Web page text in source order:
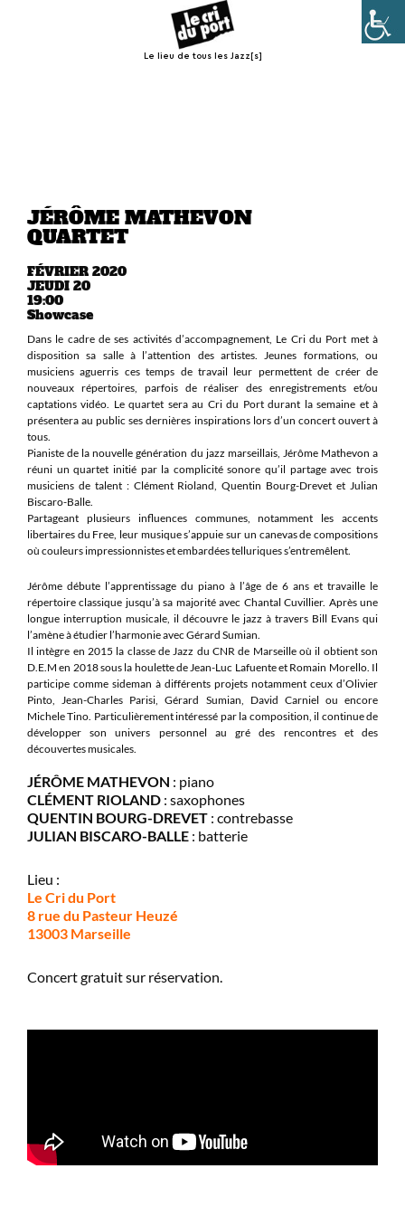
Le lieu de tous les Jazz[s]
JÉRÔME MATHEVON
QUARTET
FÉVRIER 2020
JEUDI 20
19:00
Showcase
Dans le cadre de ses activités d’accompagnement, Le Cri du Port met à
disposition sa salle à l’attention des artistes. Jeunes formations, ou
musiciens aguerris ces temps de travail leur permettent de créer de
nouveaux répertoires, parfois de réaliser des enregistrements et/ou
captations vidéo. Le quartet sera au Cri du Port durant la semaine et à
présentera au public ses dernières inspirations lors d’un concert ouvert à
tous.
Pianiste de la nouvelle génération du jazz marseillais, Jérôme Mathevon a
réuni un quartet initié par la complicité sonore qu’il partage avec trois
musiciens de talent : Clément Rioland, Quentin Bourg-Drevet et Julian
Biscaro-Balle.
Partageant plusieurs influences communes, notamment les accents
libertaires du Free, leur musique s’appuie sur un canevas de compositions
où couleurs impressionnistes et embardées telluriques s’entremêlent.
Jérôme débute l’apprentissage du piano à l’âge de 6 ans et travaille le
répertoire classique jusqu’à sa majorité avec Chantal Cuvillier. Après une
longue interruption musicale, il découvre le jazz à travers Bill Evans qui
l’amène à étudier l’harmonie avec Gérard Sumian.
Il intègre en 2015 la classe de Jazz du CNR de Marseille où il obtient son
D.E.M en 2018 sous la houlette de Jean-Luc Lafuente et Romain Morello. Il
participe comme sideman à différents projets notamment ceux d’Olivier
Pinto, Jean-Charles Parisi, Gérard Sumian, David Carniel ou encore
Michele Tino. Particulièrement intéressé par la composition, il continue de
développer son univers personnel au gré des rencontres et des
découvertes musicales.
JÉRÔME MATHEVON : piano
CLÉMENT RIOLAND : saxophones
QUENTIN BOURG-DREVET : contrebasse
JULIAN BISCARO-BALLE : batterie
Lieu :
Le Cri du Port
8 rue du Pasteur Heuzé
13003 Marseille
Concert gratuit sur réservation.